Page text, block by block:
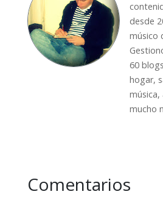
desde
músico
60
hogar,
música,
mucho
Comentarios